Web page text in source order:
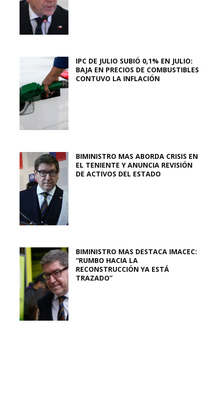
IPC DE JULIO SUBIÓ 0,1% EN JULIO:
BAJA EN PRECIOS DE COMBUSTIBLES
CONTUVO LA INFLACIÓN
BIMINISTRO MAS ABORDA CRISIS EN
EL TENIENTE Y ANUNCIA REVISIÓN
DE ACTIVOS DEL ESTADO
BIMINISTRO MAS DESTACA IMACEC:
“RUMBO HACIA LA
RECONSTRUCCIÓN YA ESTÁ
TRAZADO”